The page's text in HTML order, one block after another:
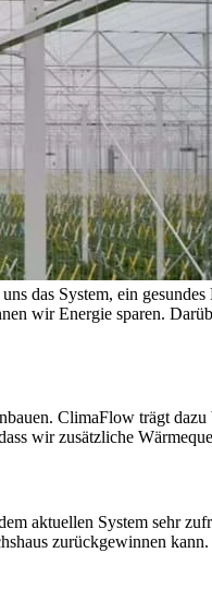
das System, ein
wir Energie sparen.
ClimaFlow trägt
wir zusätzliche
aktuellen System sehr
zurückgewinnen